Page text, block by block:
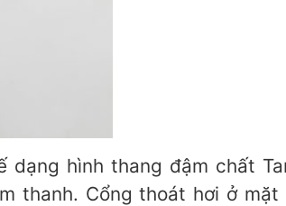
dạng hình thang đậm chất
thanh. Cổng thoát hơi ở mặt